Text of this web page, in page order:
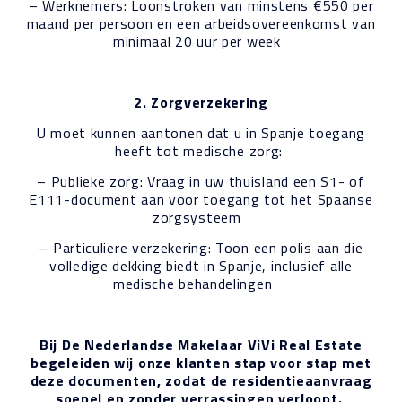
– Werknemers: Loonstroken van minstens €550 per
maand per persoon en een arbeidsovereenkomst van
minimaal 20 uur per week
2. Zorgverzekering
U moet kunnen aantonen dat u in Spanje toegang
heeft tot medische zorg:
– Publieke zorg: Vraag in uw thuisland een S1- of
E111-document aan voor toegang tot het Spaanse
zorgsysteem
– Particuliere verzekering: Toon een polis aan die
volledige dekking biedt in Spanje, inclusief alle
medische behandelingen
Bij De Nederlandse Makelaar ViVi Real Estate
begeleiden wij onze klanten stap voor stap met
deze documenten, zodat de residentieaanvraag